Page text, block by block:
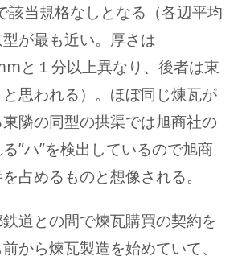
該当規格なしとなる（各辺平均
が最も近い。厚さは
と１分以上異なり、後者は東
思われる）。ほぼ同じ煉瓦が
隣の同型の拱渠では旭商社の
”ハ”を検出しているので旭商
占めるものと想像される。
道との間で煉瓦購買の契約を
から煉瓦製造を始めていて、